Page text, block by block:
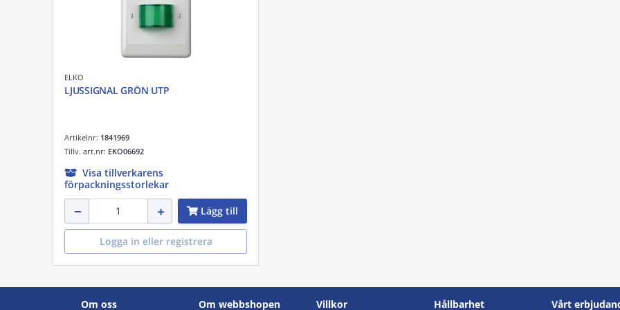
ELKO
LJUSSIGNAL GRÖN UTP
Artikelnr: 1841969
Tillv. art.nr: EKO06692
Visa tillverkarens
förpackningsstorlekar
Lägg till
Logga in eller registrera
Om oss Om webbshopen Villkor Hållbarhet Vårt